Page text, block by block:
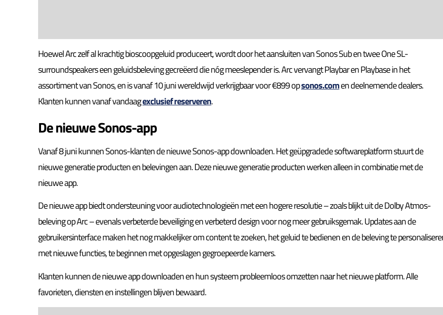
Hoewel Arc zelf al krachtig bioscoopgeluid produceert, wordt door het aansluiten van Sonos Sub en twee One SL-
surroundspeakers een geluidsbeleving gecreëerd die nóg meeslepender is. Arc vervangt Playbar en Playbase in het
assortiment van Sonos, en is vanaf 10 juni wereldwijd verkrijgbaar voor €899 opsonos.comen deelnemende dealers.
Klanten kunnen vanaf vandaagexclusief reserveren.
De nieuwe Sonos-app
Vanaf 8 juni kunnen Sonos-klanten de nieuwe Sonos-app downloaden. Het geüpgradede softwareplatform stuurt de
nieuwe generatie producten en belevingen aan. Deze nieuwe generatie producten werken alleen in combinatie met de
nieuwe app.
De nieuwe app biedt ondersteuning voor audiotechnologieën met een hogere resolutie – zoals blijkt uit de Dolby Atmos-
beleving op Arc – evenals verbeterde beveiliging en verbeterd design voor nog meer gebruiksgemak. Updates aan de
gebruikersinterface maken het nog makkelijker om content te zoeken, het geluid te bedienen en de beleving te
met nieuwe functies, te beginnen met opgeslagen gegroepeerde kamers.
Klanten kunnen de nieuwe app downloaden en hun systeem probleemloos omzetten naar het nieuwe platform. Alle
favorieten, diensten en instellingen blijven bewaard.